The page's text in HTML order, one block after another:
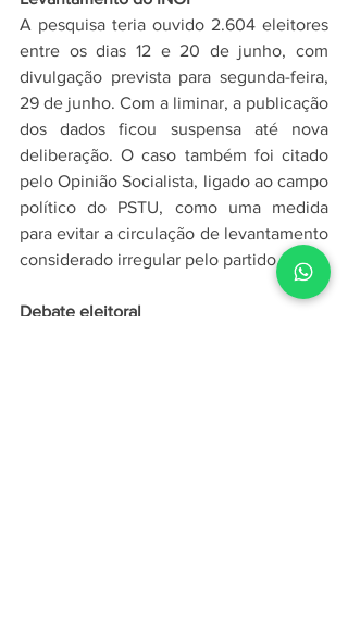
A pesquisa teria ouvido 2.604 eleitores
entre os dias 12 e 20 de junho, com
divulgação prevista para segunda-feira,
29 de junho. Com a liminar, a publicação
dos dados ficou suspensa até nova
deliberação. O caso também foi citado
pelo Opinião Socialista, ligado ao campo
político do PSTU, como uma medida
para evitar a circulação de levantamento
considerado irregular pelo partido.
Debate eleitoral